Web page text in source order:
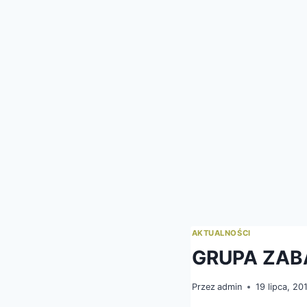
AKTUALNOŚCI
GRUPA
Przez admin 19 lipca,